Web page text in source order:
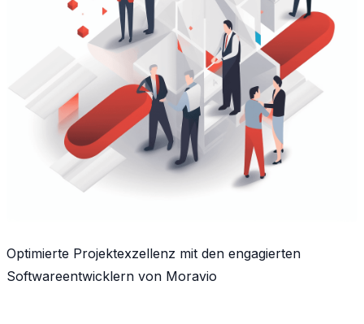
Optimierte Projektexzellenz mit den engagierten
Softwareentwicklern von Moravio